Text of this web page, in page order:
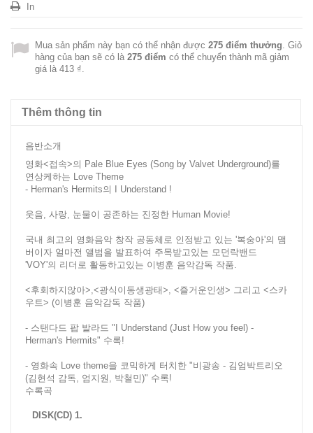
In
Mua sản phẩm này bạn có thể nhận được 275 điểm thưởng . Giỏ
hàng của bạn sẽ có là 275 điểm có thể chuyển thành mã giảm
giá là 413 ₫
Thêm thông tin
음반소개
영화<접속>의 Pale Blue Eyes (Song by Valvet Underground)를
연상케하는 Love Theme
- Herman's Hermits의 I Understand !
웃음, 사랑, 눈물이 공존하는 진정한 Human Movie!
국내 최고의 영화음악 창작 공동체로 인정받고 있는 '복숭아'의 맴
버이자 얼마전 앨범을 발표하여 주목받고있는 모던락밴드
'VOY'의 리더로 활동하고있는 이병훈 음악감독 작품.
<후회하지않아>,<광식이동생광태>, <즐거운인생> 그리고 <스카
우트> (이병훈 음악감독 작품)
- 스탠다드 팝 발라드 "I Understand (Just How you feel) -
Herman's Hermits" 수록!
- 영화속 Love theme을 코믹하게 터치한 "비광송 - 김엄박트리오
(김현석 감독, 엄지원, 박철민)" 수록!
수록곡
DISK(CD) 1.